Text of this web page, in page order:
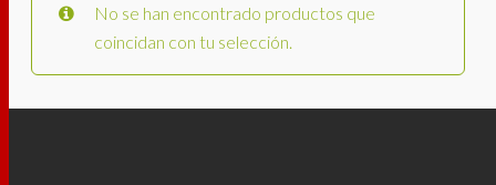
No se han encontrado productos que
coincidan con tu selección.